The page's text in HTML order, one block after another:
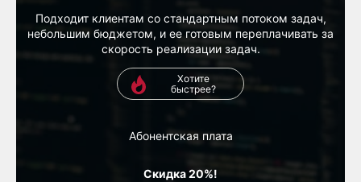
Подходит клиентам со стандартным потоком задач,
небольшим бюджетом, и ее готовым переплачивать за
скорость реализации задач.
Хотите
быстрее?
Абонентская плата
Скидка 20%!